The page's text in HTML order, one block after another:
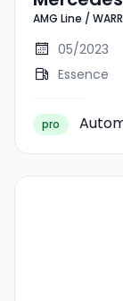
AMG Line
/
AMG Line /
05/2023
Essence
pro